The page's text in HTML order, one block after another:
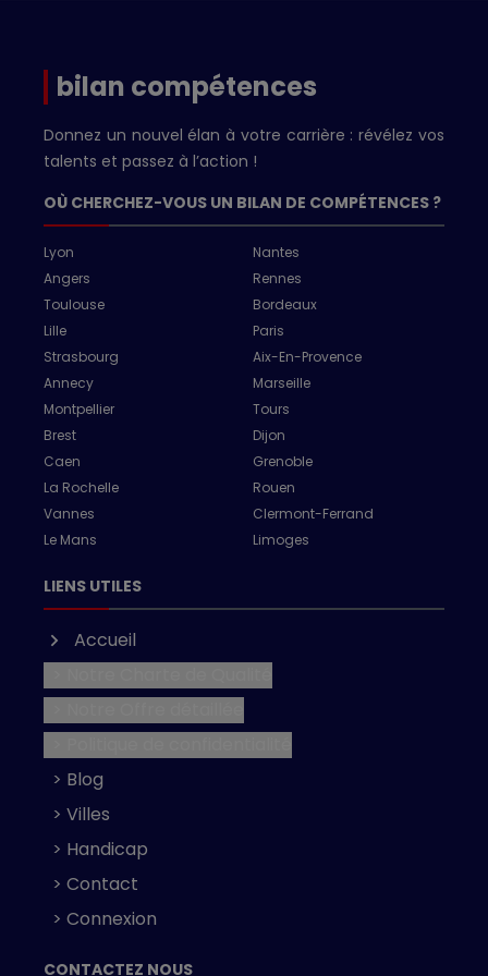
bilan compétences
Donnez un nouvel élan à votre carrière : révélez vos
talents et passez à l’action !
OÙ CHERCHEZ-VOUS UN BILAN DE COMPÉTENCES ?
Lyon
Nantes
Angers
Rennes
Toulouse
Bordeaux
Lille
Paris
Strasbourg
Aix-En-Provence
Annecy
Marseille
Montpellier
Tours
Brest
Dijon
Caen
Grenoble
La Rochelle
Rouen
Vannes
Clermont-Ferrand
Le Mans
Limoges
LIENS UTILES
Accueil
> Blog
> Villes
> Handicap
> Contact
> Connexion
CONTACTEZ NOUS